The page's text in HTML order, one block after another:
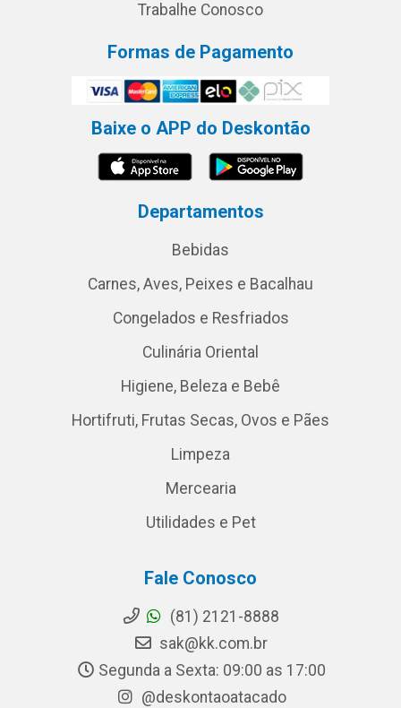
Trabalhe Conosco
Formas de Pagamento
Baixe o APP do Deskontão
Departamentos
Bebidas
Carnes, Aves, Peixes e Bacalhau
Congelados e Resfriados
Culinária Oriental
Higiene, Beleza e Bebê
Hortifruti, Frutas Secas, Ovos e Pães
Limpeza
Mercearia
Utilidades e Pet
Fale Conosco
(81) 2121-8888
sak@kk.com.br
Segunda a Sexta: 09:00 as 17:00
@deskontaoatacado